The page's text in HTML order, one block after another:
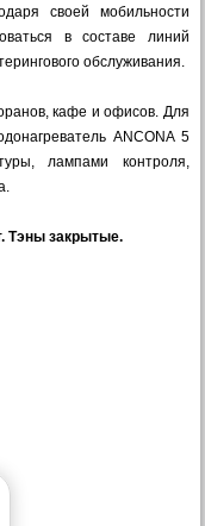
своей мобильности
в составе линий
обслуживания.
кафе и офисов. Для
ANCONA 5
лампами контроля,
Тэны закрытые.